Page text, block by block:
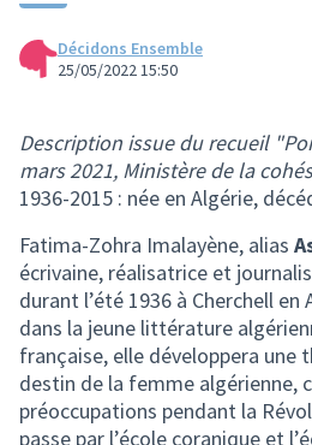
Décidons Ensemble
25/05/2022 15:50
Description issue du recueil
mars 2021, Ministère de la
1936-2015 : née en Algérie,
Fatima-Zohra Imalayène, alias
écrivaine, réalisatrice et
durant l’été 1936 à Cherchell
dans la jeune littérature
française, elle développera une
destin de la femme algérienne,
préoccupations pendant la
passe par l’école coranique et